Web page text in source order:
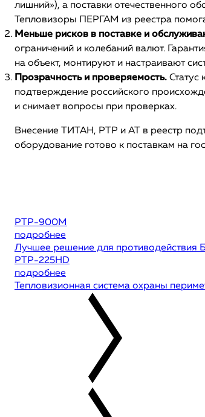
лишний»), а поставки отечественного
Тепловизоры ПЕРГАМ из реестра
Меньше рисков в поставке и
ограничений и колебаний валют.
на объект, монтируют и настраивают
Прозрачность и проверяемость. Статус
подтверждение российского
и снимает вопросы при проверках.
Внесение ТИТАН, РТР и АТ в реестр
оборудование готово к поставкам на
РТР-900М
подробнее
Лучшее решение для противодействия
РТР-225HD
подробнее
Тепловизионная система охраны